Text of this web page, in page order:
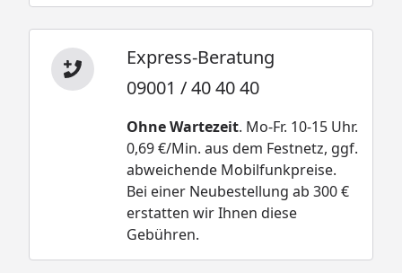
Express-Beratung
09001 / 40 40 40
Ohne Wartezeit. Mo-Fr. 10-15 Uhr.
0,69 €/Min. aus dem Festnetz, ggf.
abweichende Mobilfunkpreise.
Bei einer Neubestellung ab 300 €
erstatten wir Ihnen diese
Gebühren.